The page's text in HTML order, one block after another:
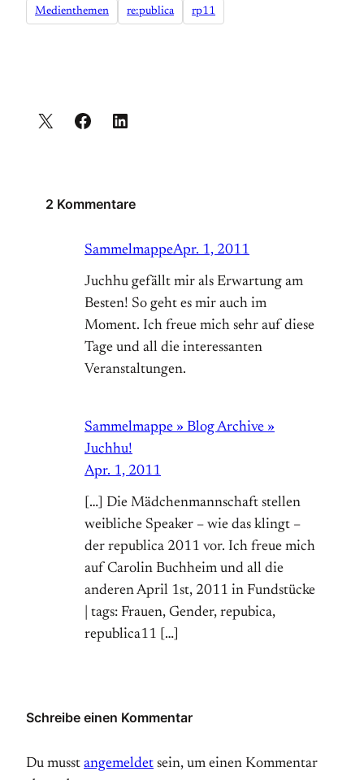
Medienthemen re:publica rp11
2 Kommentare
SammelmappeApr. 1, 2011
Juchhu gefällt mir als Erwartung am
Besten! So geht es mir auch im
Moment. Ich freue mich sehr auf diese
Tage und all die interessanten
Veranstaltungen.
Sammelmappe » Blog Archive »
Juchhu!
Apr. 1, 2011
[…] Die Mädchenmannschaft stellen
weibliche Speaker – wie das klingt –
der republica 2011 vor. Ich freue mich
auf Carolin Buchheim und all die
anderen April 1st, 2011 in Fundstücke
| tags: Frauen, Gender, repubica,
republica11 […]
Schreibe einen Kommentar
Du musst angemeldet sein, um einen Kommentar